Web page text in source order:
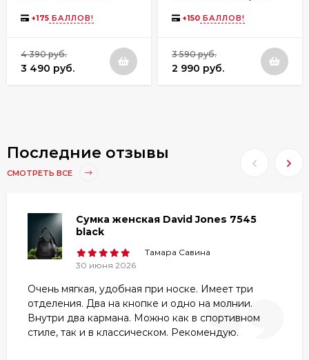
+175 БАЛЛОВ!
4 390 руб.
3 490 руб.
+150 БАЛЛОВ!
3 590 руб.
2 990 руб.
Последние отзывы
СМОТРЕТЬ ВСЕ
Cумка женская David Jones 7545
black
Тамара Савина
30 июня 2026
Очень мягкая, удобная при носке. Имеет три
отделения. Два на кнопке и одно на молнии.
Внутри два кармана. Можно как в спортивном
стиле, так и в классическом. Рекомендую.